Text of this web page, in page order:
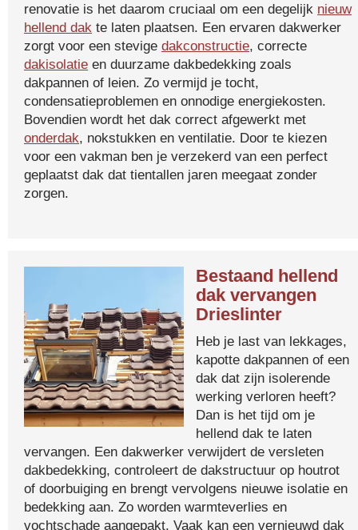
renovatie is het daarom cruciaal om een degelijk nieuw
hellend dak te laten plaatsen. Een ervaren dakwerker
zorgt voor een stevige dakconstructie, correcte
dakisolatie en duurzame dakbedekking zoals
dakpannen of leien. Zo vermijd je tocht,
condensatieproblemen en onnodige energiekosten.
Bovendien wordt het dak correct afgewerkt met
onderdak, nokstukken en ventilatie. Door te kiezen
voor een vakman ben je verzekerd van een perfect
geplaatst dak dat tientallen jaren meegaat zonder
zorgen.
Bestaand hellend
dak vervangen
Drieslinter
Heb je last van lekkages,
kapotte dakpannen of een
dak dat zijn isolerende
werking verloren heeft?
Dan is het tijd om je
hellend dak te laten
vervangen. Een dakwerker verwijdert de versleten
dakbedekking, controleert de dakstructuur op houtrot
of doorbuiging en brengt vervolgens nieuwe isolatie en
bedekking aan. Zo worden warmteverlies en
vochtschade aangepakt. Vaak kan een vernieuwd dak